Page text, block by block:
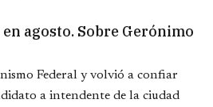
agosto. Sobre Gerónimo
Federal y volvió a confiar
a intendente de la ciudad